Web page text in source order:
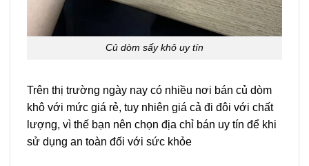
Củ dòm sấy khô uy tín
Trên thị trường ngày nay có nhiều nơi bán củ dòm
khô với mức giá rẻ, tuy nhiên giá cả đi đôi với chất
lượng, vì thế bạn nên chọn địa chỉ bán uy tín để khi
sử dụng an toàn đối với sức khỏe